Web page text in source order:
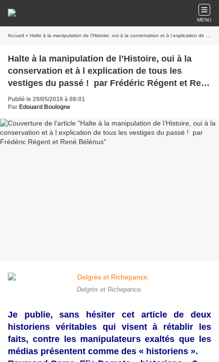
MENU
Accueil » Halte à la manipulation de l’Histoire, oui à la conservation et à l explication de tous les vestiges du passé ! par Frédéric Régent et René Bélénus
Halte à la manipulation de l’Histoire, oui à la
conservation et à l explication de tous les
vestiges du passé ! par Frédéric Régent et René
Bélénus
Publié le 29/05/2018 à 08:01
Par Edouard Boulogne
Delgrès et Richepance.
Je publie, sans hésiter cet article de deux
historiens véritables qui visent à rétablir les
faits, contre les manipulateurs exaltés que les
médias présentent comme des « historiens ».